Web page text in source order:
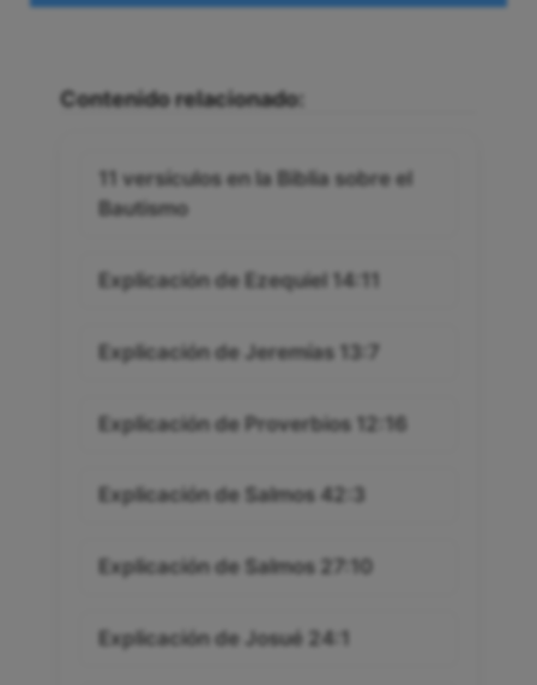
Contenido relacionado:
11 versículos en la Biblia sobre el
Bautismo
Explicación de Ezequiel 14:11
Explicación de Jeremías 13:7
Explicación de Proverbios 12:16
Explicación de Salmos 42:3
Explicación de Salmos 27:10
Explicación de Josué 24:1